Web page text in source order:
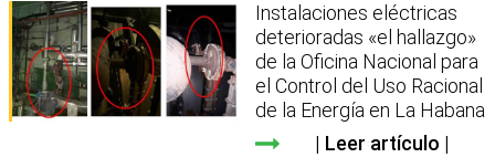
Instalaciones eléctricas
deterioradas «el hallazgo»
de la Oficina Nacional para
el Control del Uso Racional
de la Energía en La Habana
Leer artículo